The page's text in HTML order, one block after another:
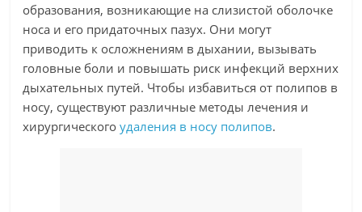
образования, возникающие на слизистой оболочке
носа и его придаточных пазух. Они могут
приводить к осложнениям в дыхании, вызывать
головные боли и повышать риск инфекций верхних
дыхательных путей. Чтобы избавиться от полипов в
носу, существуют различные методы лечения и
хирургическогоудаления в носу полипов.